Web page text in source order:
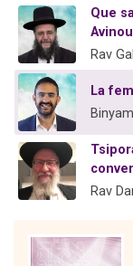
Que
Rav
La
Rav